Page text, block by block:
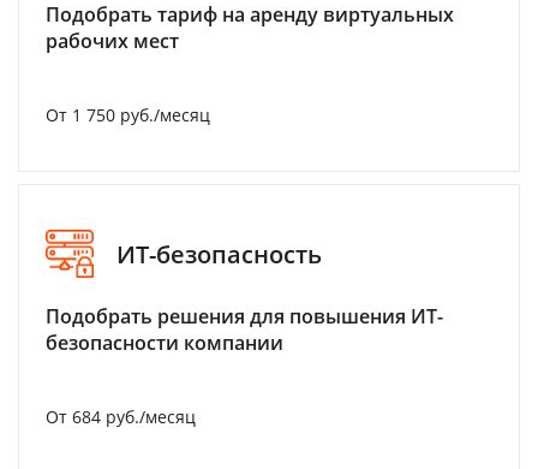
Подобрать тариф на аренду виртуальных
рабочих мест
От 1 750 руб./месяц
ИТ-безопасность
Подобрать решения для повышения ИТ-
безопасности компании
От 684 руб./месяц